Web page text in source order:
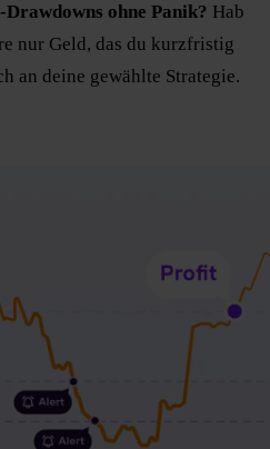
ohne Panik? Hab
nur Geld, das du kurzfristig
an deine gewählte Strategie.